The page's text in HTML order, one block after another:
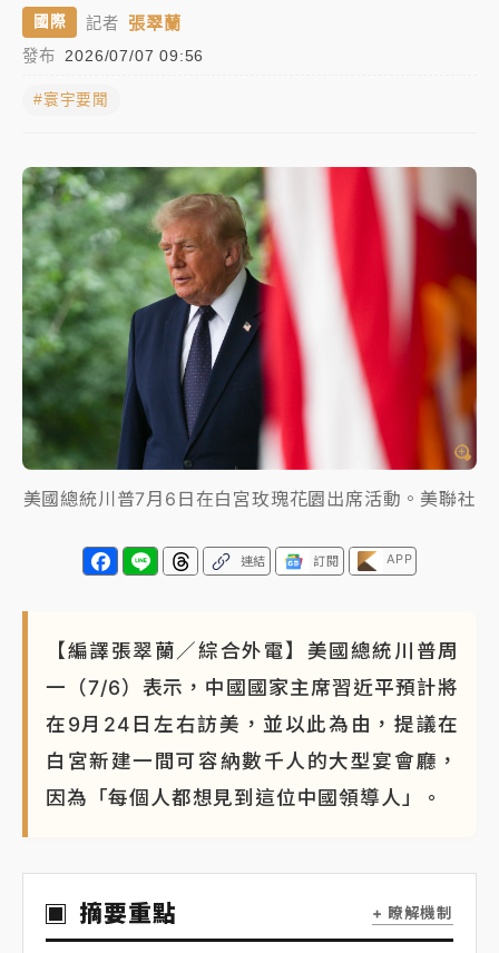
油價持續凍漲！ 中油宣布下周一汽柴油價格維持不變
有片｜ 白海豚暴風圈逼近！新北淡水赫見龍捲風 榕樹
連根拔起
中颱白海豚風雨來了！中部以北防豪雨 今晚、明天影
響最劇烈
白海豚逼近！北市水門只出不進 未移置車輛最高罰
4800＋拖吊費
國際 記者 張翠蘭
發布 2026/07/07 09:56
#寰宇要聞
美國總統川普7月6日在白宮玫瑰花園出席活動。美聯社
連結 訂閱 APP
【編譯張翠蘭／綜合外電】美國總統川普周
一（7/6）表示，中國國家主席習近平預計將
在9月24日左右訪美，並以此為由，提議在
白宮新建一間可容納數千人的大型宴會廳，
因為「每個人都想見到這位中國領導人」。
摘要重點 + 瞭解機制